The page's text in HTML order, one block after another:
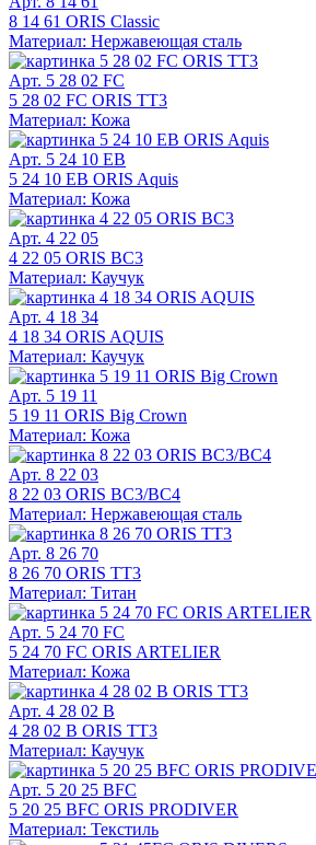
8 14 61 ORIS Classic
Материал: Нержавеющая сталь
Арт. 5 28 02 FC
5 28 02 FC ORIS TT3
Материал: Кожа
Арт. 5 24 10 EB
5 24 10 EB ORIS Aquis
Материал: Кожа
Арт. 4 22 05
4 22 05 ORIS BC3
Материал: Каучук
Арт. 4 18 34
4 18 34 ORIS AQUIS
Материал: Каучук
Арт. 5 19 11
5 19 11 ORIS Big Crown
Материал: Кожа
Арт. 8 22 03
8 22 03 ORIS BC3/BC4
Материал: Нержавеющая сталь
Арт. 8 26 70
8 26 70 ORIS TT3
Материал: Титан
Арт. 5 24 70 FC
5 24 70 FC ORIS ARTELIER
Материал: Кожа
Арт. 4 28 02 B
4 28 02 B ORIS TT3
Материал: Каучук
Арт. 5 20 25 BFC
5 20 25 BFC ORIS PRODIVER
Материал: Текстиль